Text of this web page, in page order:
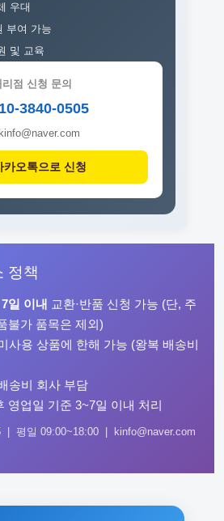
우대
부여 가능
및 교육
리점 신청 문의
3840-0505
오톡으로 신청
정책
7일 이내 교환·반품 신청 가능 (단, 주
불가 품목은 제외)
사용 상품에 한해 가능 (왕복 배송비
송비 회사 부담
영업일 기준 3~7일 이내 처리
| 평일 09:00~18:00 | kinfo@naver.com